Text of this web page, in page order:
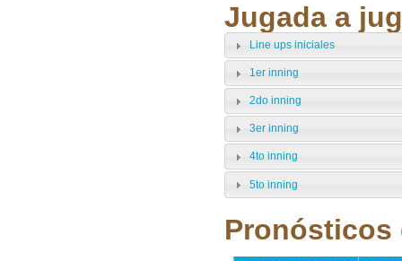
Jugada a
Line ups iniciales
1er inning
2do inning
3er inning
4to inning
5to inning
Pronósticos